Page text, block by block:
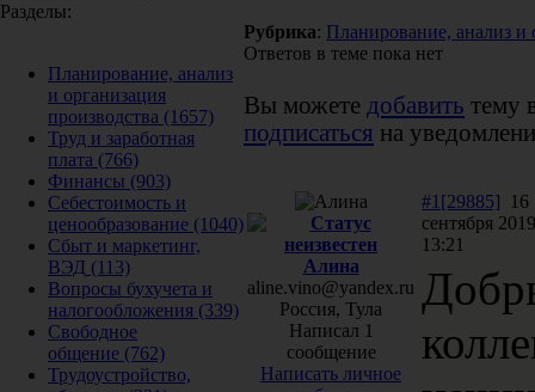
Разделы:
Планирование, анализ
и организация
производства (1657)
Труд и заработная
плата (766)
Финансы (903)
Себестоимость и
ценообразование (1040)
Сбыт и маркетинг,
ВЭД (113)
Вопросы бухучета и
налогообложения (339)
Свободное
общение (762)
Трудоустройство,
Рубрика: Планирование, анализ и
Ответов в теме пока нет
Вы можете добавить тему
подписаться на
Алина
aline.vino@yandex.ru
Россия, Тула
Написал 1
сообщение
Написать личное
#1[29885] 16
сентября
13:21